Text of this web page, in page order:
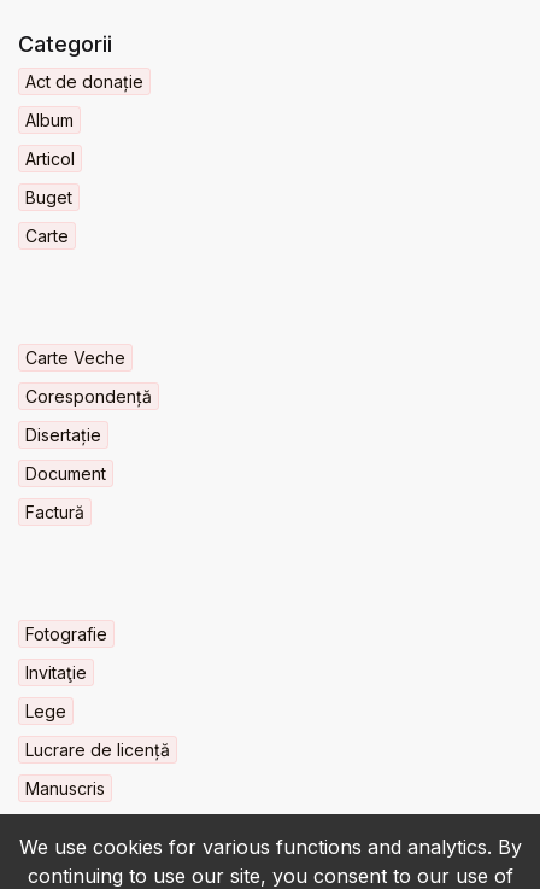
We use cookies for various functions and analytics. By
continuing to use our site, you consent to our use of
Categorii
Act de donație
Album
Articol
Buget
Carte
Carte Veche
Corespondență
Disertație
Document
Factură
Fotografie
Invitaţie
Lege
Lucrare de licență
Manuscris